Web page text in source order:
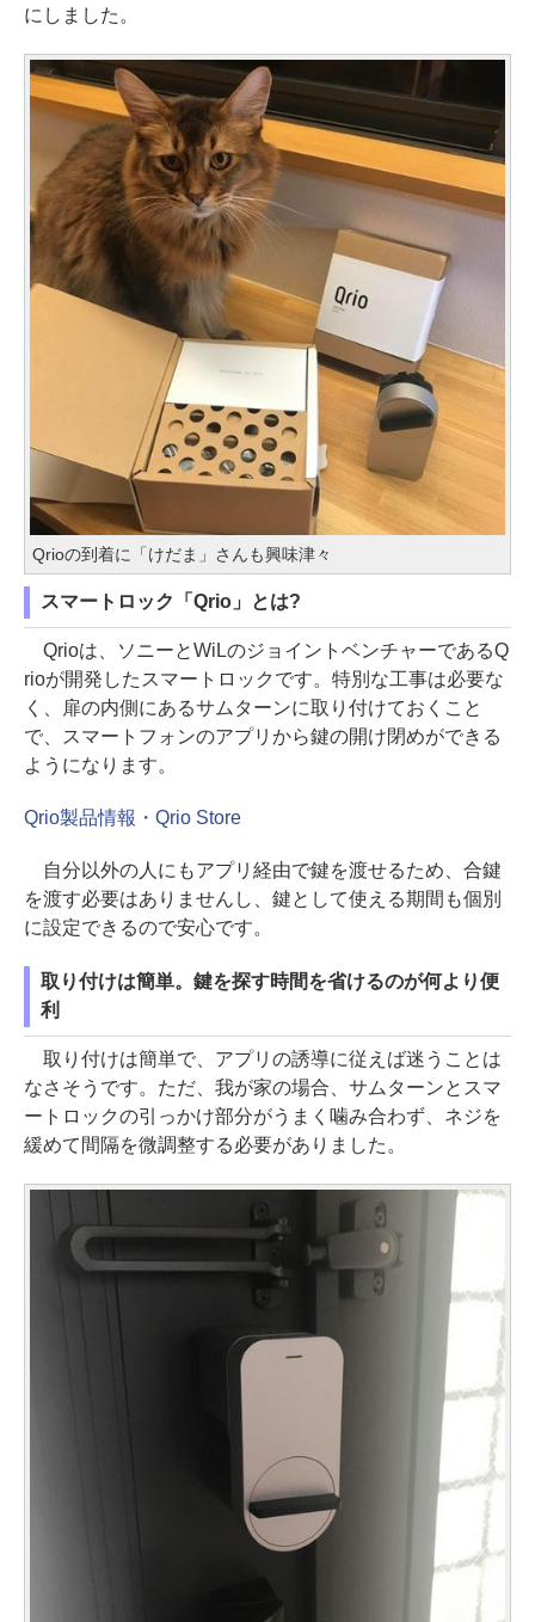
にしました。
Qrioの到着に「けだま」さんも興味津々
スマートロック「Qrio」とは?
Qrioは、ソニーとWiLのジョイントベンチャーであるQ
rioが開発したスマートロックです。特別な工事は必要な
く、扉の内側にあるサムターンに取り付けておくこと
で、スマートフォンのアプリから鍵の開け閉めができる
ようになります。
Qrio製品情報・Qrio Store
自分以外の人にもアプリ経由で鍵を渡せるため、合鍵
を渡す必要はありませんし、鍵として使える期間も個別
に設定できるので安心です。
取り付けは簡単。鍵を探す時間を省けるのが何より便
利
取り付けは簡単で、アプリの誘導に従えば迷うことは
なさそうです。ただ、我が家の場合、サムターンとスマ
ートロックの引っかけ部分がうまく噛み合わず、ネジを
緩めて間隔を微調整する必要がありました。